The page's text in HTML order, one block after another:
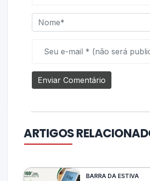
ARTIGOS
BARRA DA ESTIVA